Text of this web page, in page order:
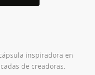
inspiradora en
de creadoras,